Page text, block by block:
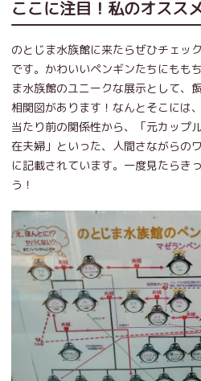
ここに注目！私のオスス
のとじま水族館に来たらぜひチェッ
です。かわいいペンギンたちにもも
ま水族館のユニークな展示として、
相関図があります！なんとそこには
当たり前の関係性から、「元カップ
在夫婦」といった、人間さながらの
に記載されています。一度見たらき
う！